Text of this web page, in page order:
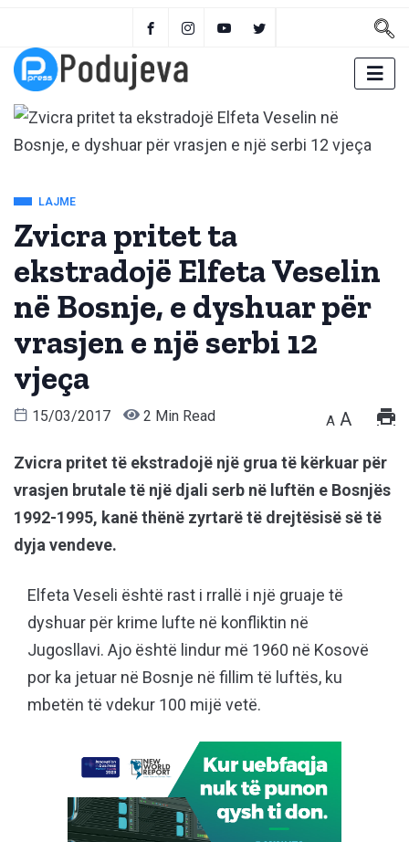
LAJME
Zvicra pritet ta
ekstradojë Elfeta Veselin
në Bosnje, e dyshuar për
vrasjen e një serbi 12
vjeça
15/03/2017 2 Min Read A A
Zvicra pritet të ekstradojë një grua të kërkuar për
vrasjen brutale të një djali serb në luftën e Bosnjës
1992-1995, kanë thënë zyrtarë të drejtësisë së të
dyja vendeve.
Elfeta Veseli është rast i rrallë i një gruaje të
dyshuar për krime lufte në konfliktin në
Jugosllavi. Ajo është lindur më 1960 në Kosovë
por ka jetuar në Bosnje në fillim të luftës, ku
mbetën të vdekur 100 mijë vetë.